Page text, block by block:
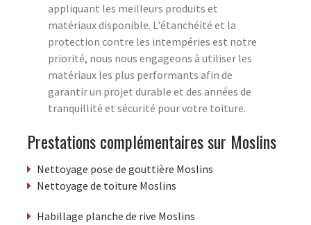
appliquant les meilleurs produits et
matériaux disponible. L'étanchéité et la
protection contre les intempéries est notre
priorité, nous nous engageons à utiliser les
matériaux les plus performants afin de
garantir un projet durable et des années de
tranquillité et sécurité pour votre toiture.
Prestations complémentaires sur Moslins
Nettoyage pose de gouttière Moslins
Nettoyage de toiture Moslins
Habillage planche de rive Moslins